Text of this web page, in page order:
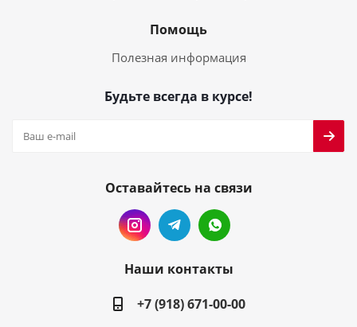
Помощь
Полезная информация
Будьте всегда в курсе!
Оставайтесь на связи
Наши контакты
+7 (918) 671-00-00